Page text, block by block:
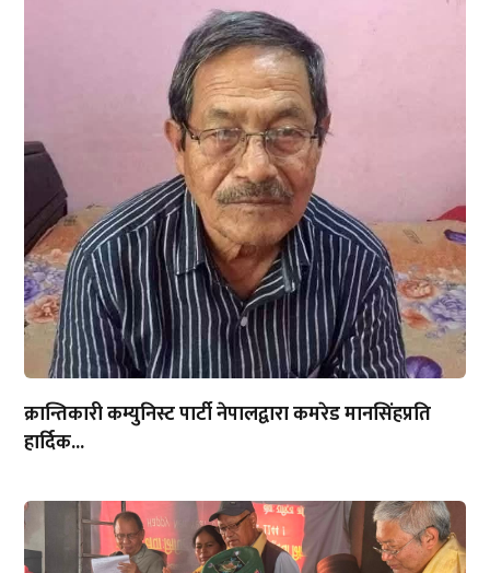
क्रान्तिकारी कम्युनिस्ट पार्टी नेपालद्वारा कमरेड मानसिंहप्रति
हार्दिक...